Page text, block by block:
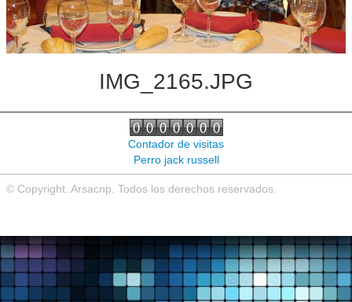
IMG_2165.JPG
Contador de visitas
Perro jack russell
© Copyright. Arsacnp. Todos los derechos reservados.